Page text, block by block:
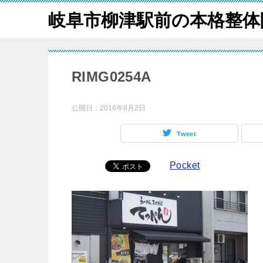
岐阜市柳津駅前の本格整体
RIMG0254A
公開日： 2016年8月2日
Tweet
Pocket